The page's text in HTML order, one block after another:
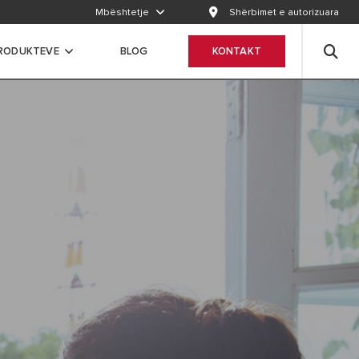
Mbështetje Shërbimet e autorizuara
BLOG KONTAKT